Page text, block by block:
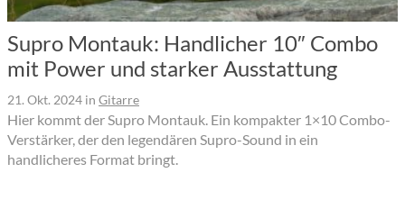
Supro Montauk: Handlicher 10″ Combo
mit Power und starker Ausstattung
21. Okt. 2024 in Gitarre
Hier kommt der Supro Montauk. Ein kompakter 1×10 Combo-
Verstärker, der den legendären Supro-Sound in ein
handlicheres Format bringt.